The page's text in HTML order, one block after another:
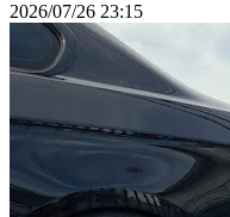
2026/07/26 23:15